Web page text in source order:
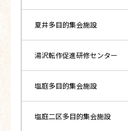
夏井多目的集会施設
湯沢転作促進研修センター
塩庭多目的集会施設
塩庭二区多目的集会施設